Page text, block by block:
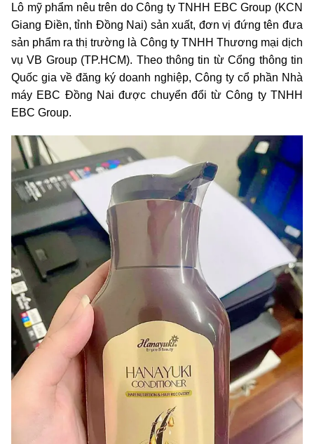
Lô mỹ phẩm nêu trên do Công ty TNHH EBC Group (KCN
Giang Điền, tỉnh Đồng Nai) sản xuất, đơn vị đứng tên đưa
sản phẩm ra thị trường là Công ty TNHH Thương mại dịch
vụ VB Group (TP.HCM). Theo thông tin từ Cổng thông tin
Quốc gia về đăng ký doanh nghiệp, Công ty cổ phần Nhà
máy EBC Đồng Nai được chuyển đổi từ Công ty TNHH
EBC Group.